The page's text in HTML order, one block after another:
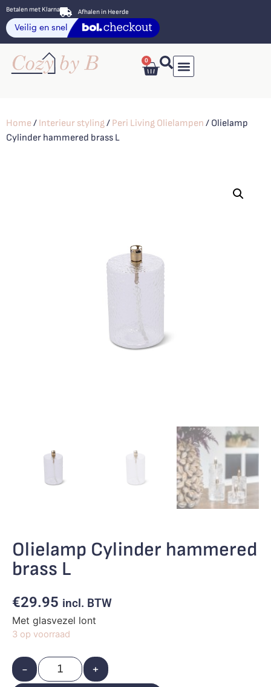
Betalen met Klarna Afhalen in Heerde
0
Home/ Interieur styling/ Peri Living Olielampen / Olielamp
Cylinder hammered brass L
Olielamp Cylinder hammered
brass L
€29.95 incl. BTW
Met glasvezel lont
3 op voorraad
- +